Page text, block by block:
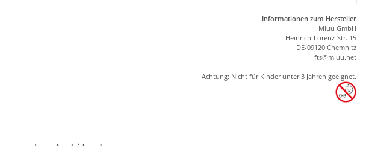
Informationen zum Hersteller
Miuu GmbH
Heinrich-Lorenz-Str. 15
DE-09120 Chemnitz
fts@miuu.net
Achtung: Nicht für Kinder unter 3 Jahren geeignet.